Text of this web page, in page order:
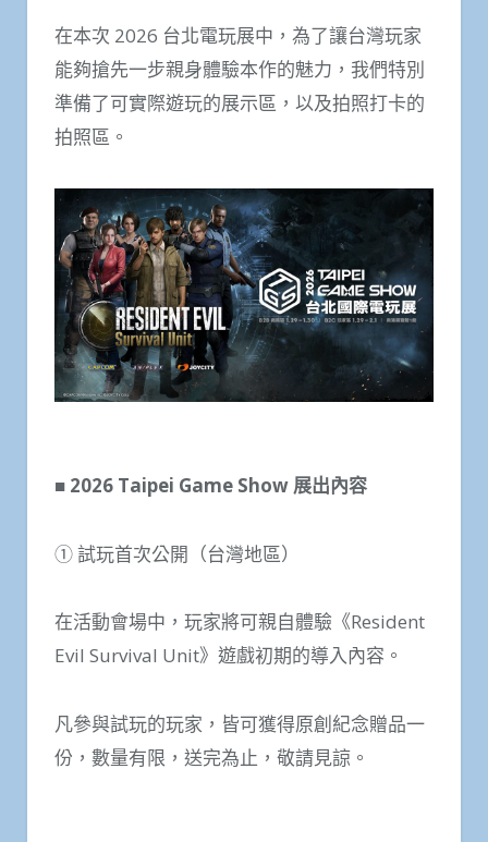
在本次 2026 台北電玩展中，為了讓台灣玩家
能夠搶先一步親身體驗本作的魅力，我們特別
準備了可實際遊玩的展示區，以及拍照打卡的
拍照區。
■ 2026 Taipei Game Show 展出內容
① 試玩首次公開（台灣地區）
在活動會場中，玩家將可親自體驗《Resident
Evil Survival Unit》遊戲初期的導入內容。
凡參與試玩的玩家，皆可獲得原創紀念贈品一
份，數量有限，送完為止，敬請見諒。